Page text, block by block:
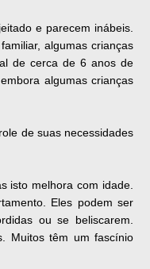
e parecem inábeis.
algumas crianças
de cerca de 6 anos de
algumas crianças
de suas necessidades
isto melhora com idade.
Eles podem ser
ou se beliscarem.
Muitos têm um fascínio